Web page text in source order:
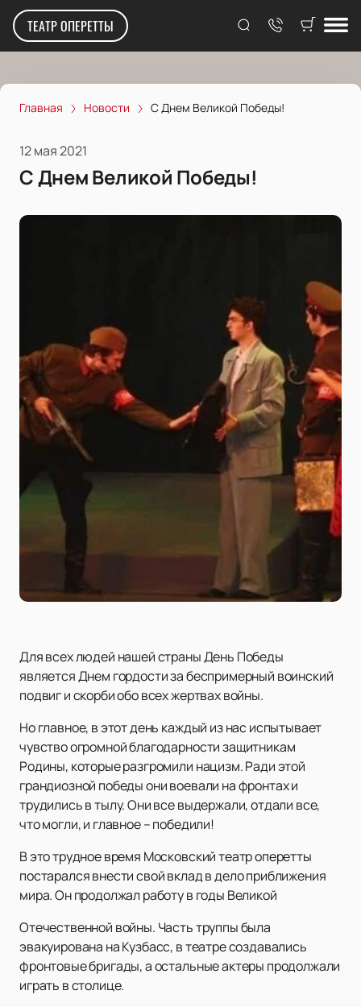
ТЕАТР ОПЕРЕТТЫ
Главная Новости С Днем Великой Победы!
12 мая 2021
С Днем Великой Победы!
Для всех людей нашей страны День Победы
является Днем гордости за беспримерный воинский
подвиг и скорби обо всех жертвах войны.
Но главное, в этот день каждый из нас испытывает
чувство огромной благодарности защитникам
Родины, которые разгромили нацизм. Ради этой
грандиозной победы они воевали на фронтах и
трудились в тылу. Они все выдержали, отдали все,
что могли, и главное – победили!
В это трудное время Московский театр оперетты
постарался внести свой вклад в дело приближения
мира. Он продолжал работу в годы Великой
Отечественной войны. Часть труппы была
эвакуирована на Кузбасс, в театре создавались
фронтовые бригады, а остальные актеры продолжали
играть в столице.